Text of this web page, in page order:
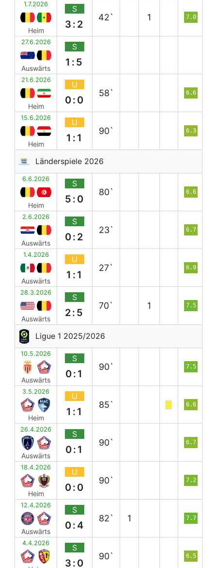
1.7.2026
Heim
S
3:2
42` 1 7.0
27.6.2026
Auswärts
S
1:5
21.6.2026
Heim
U
0:0
58` 6.6
15.6.2026
Heim
U
1:1
90` 6.3
Länderspiele 2026
6.6.2026
Heim
S
5:0
80` 6.6
2.6.2026
Auswärts
S
0:2
23` 6.7
1.4.2026
Auswärts
U
1:1
27` 6.9
28.3.2026
Auswärts
S
2:5
70` 1 7.5
Ligue 1 2025/2026
10.5.2026
Auswärts
S
0:1
90` 7.5
3.5.2026
Heim
U
1:1
85` 6.6
26.4.2026
Auswärts
S
0:1
90` 6.7
18.4.2026
Heim
U
0:0
90` 7.2
12.4.2026
Auswärts
S
0:4
82` 1 7.7
4.4.2026 S
3:0
90` 6.5